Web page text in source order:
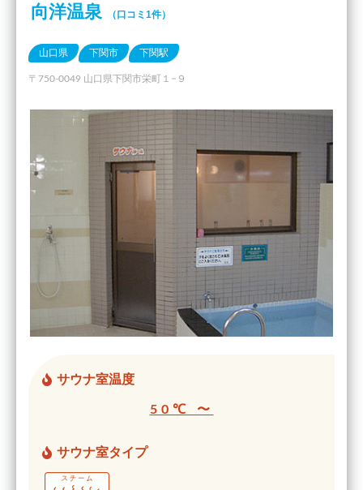
向洋温泉 （口コミ1件）
山口県 下関市 下関駅
〒750-0049 山口県下関市栄町１−９
サウナ室温度
50℃ 〜
サウナ室タイプ